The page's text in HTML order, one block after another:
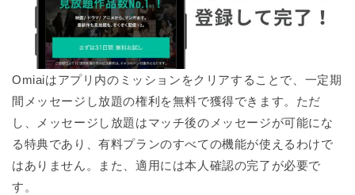
Omiaiはアプリ内のミッションをクリアすることで、一定期
間メッセージし放題の権利を無料で獲得できます。ただ
し、メッセージし放題はマッチ後のメッセージが可能にな
る特典であり、有料プランのすべての機能が使えるわけで
はありません。また、適用には本人確認の完了が必要で
す。